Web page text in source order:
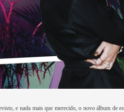
e nada mais que merecido, o novo álbum de